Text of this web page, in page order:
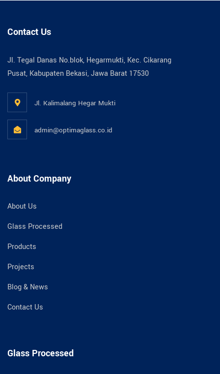
Contact Us
Jl. Tegal Danas No.blok, Hegarmukti, Kec. Cikarang
Pusat, Kabupaten Bekasi, Jawa Barat 17530
Jl. Kalimalang Hegar Mukti
admin@optimaglass.co.id
About Company
About Us
Glass Processed
Products
Projects
Blog & News
Contact Us
Glass Processed